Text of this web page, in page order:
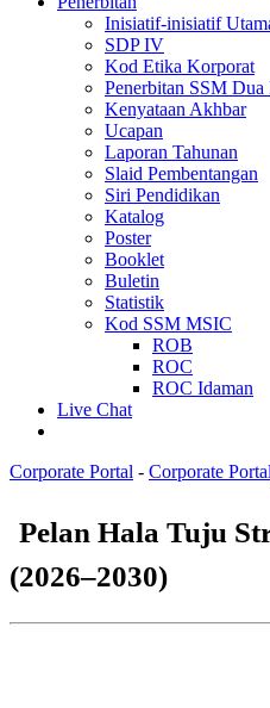
Inisiatif-inisiatif
SDP IV
Kod Etika Korporat
Penerbitan SSM Dua
Kenyataan Akhbar
Ucapan
Laporan Tahunan
Slaid Pembentangan
Siri Pendidikan
Katalog
Poster
Booklet
Buletin
Statistik
Kod SSM MSIC
ROB
ROC
ROC Idaman
Live Chat
Corporate Portal - Corporate Portal
Pelan Hala Tuju
(2026–2030)​